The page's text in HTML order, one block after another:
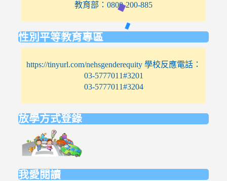
教育部：0800-200-885
性別平等教育專區
https://tinyurl.com/nehsgenderequity 學校反應電話：
03-5777011#3201
03-5777011#3204
放學方式登錄
https://elem.nehs.hc.edu.tw/traffic/
我愛閱讀